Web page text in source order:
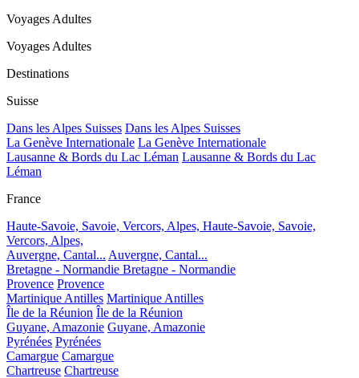
Voyages Adultes
Voyages Adultes
Destinations
Suisse
Dans les Alpes Suisses Dans les Alpes Suisses
La Genève Internationale La Genève Internationale
Lausanne & Bords du Lac Léman Lausanne & Bords du Lac
Léman
France
Haute-Savoie, Savoie, Vercors, Alpes, Haute-Savoie, Savoie,
Vercors, Alpes,
Auvergne, Cantal... Auvergne, Cantal...
Bretagne - Normandie Bretagne - Normandie
Provence Provence
Martinique Antilles Martinique Antilles
Île de la Réunion Île de la Réunion
Guyane, Amazonie Guyane, Amazonie
Pyrénées Pyrénées
Camargue Camargue
Chartreuse Chartreuse